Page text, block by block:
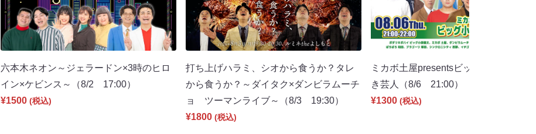
六本木ネオン～ジェラードン×3時のヒロ
イン×ケビンス～（8/2 17:00）
¥1500 (税込)
打ち上げハラミ、シオから食うか？タレ
から食うか？～ダイタク×ダンビラムーチ
ョ ツーマンライブ～（8/3 19:30）
¥1800 (税込)
ミカボ土屋presentsビッグ小原健太大
き芸人（8/6 21:00）
¥1300 (税込)